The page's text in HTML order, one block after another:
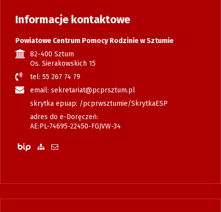
Informacje kontaktowe
Powiatowe Centrum Pomocy Rodzinie w Sztumie
82-400 Sztum
Os. Sierakowskich 15
tel: 55 267 74 79
email: sekretariat@pcprsztum.pl
skrytka epuap: /pcprwsztumie/SkrytkaESP
adres do e-Doręczeń:
AE:PL-74695-22450-FGJVW-34
Biuletyn Informacji Publicznej
Zobacz mapę strony
Wyślij email